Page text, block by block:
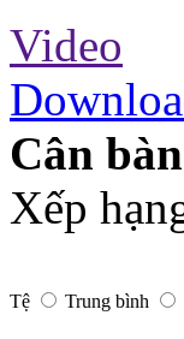
Video
Cân
Xếp
Tệ Trung bình